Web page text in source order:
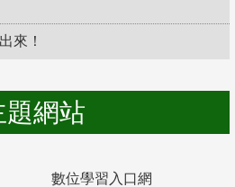
來！
題網站
數位學習入口網